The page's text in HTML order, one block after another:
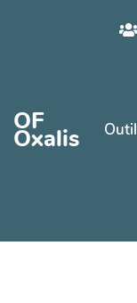
Aller au
OF
Oxalis